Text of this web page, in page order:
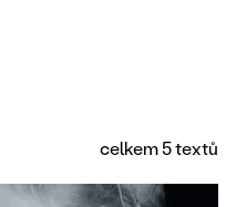
celkem 5 textů